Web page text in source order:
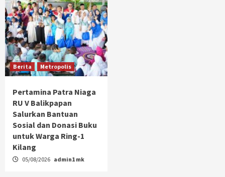
Berita Metropolis
Pertamina Patra Niaga
RU V Balikpapan
Salurkan Bantuan
Sosial dan Donasi Buku
untuk Warga Ring-1
Kilang
05/08/2026 admin1 mk